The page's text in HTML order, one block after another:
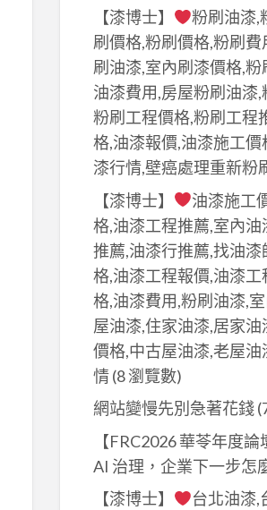
【漆博士】
粉刷油漆,
刷價格,粉刷價格,粉刷費
刷油漆,室內刷漆價格,粉
油漆費用,房屋粉刷油漆
粉刷工程價格,粉刷工程
格,油漆報價,油漆施工價
漆行情,壁癌處理重新粉
【漆博士】
油漆施工
格,油漆工程推薦,室內
推薦,油漆行推薦,找油
格,油漆工程報價,油漆
格,油漆費用,粉刷油漆,
屋油漆,住家油漆,居家
價格,中古屋油漆,老屋
情(8 瀏覽數)
網站變慢先別急著花錢
【FRC2026 華苓年度
AI 治理，企業下一步怎
【漆博士】
台北油漆,